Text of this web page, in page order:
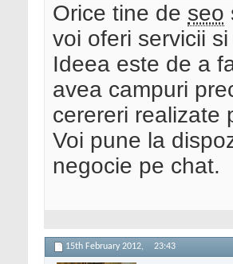
Orice tine de seo
voi oferi servicii
Ideea este de a
avea campuri
cerereri realizate
Voi pune la
negocie pe chat.
15th February 2012, 23:43